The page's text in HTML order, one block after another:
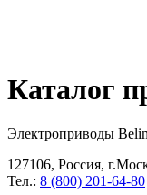
Каталог
Электроприводы
127106, Россия,
Тел.: 8 (800) 201-64-80